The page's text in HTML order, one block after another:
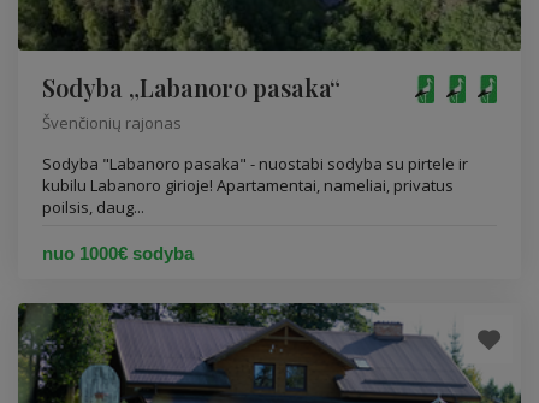
Sodyba „Labanoro pasaka“
Švenčionių rajonas
Sodyba "Labanoro pasaka" - nuostabi sodyba su pirtele ir
kubilu Labanoro girioje! Apartamentai, nameliai, privatus
poilsis, daug...
nuo 1000€ sodyba